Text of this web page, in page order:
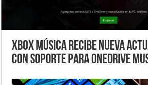
Xbox Música recibe nueva
con soporte para OneDrive